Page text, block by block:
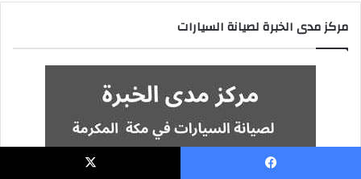
مركز مدى الخبرة لصيانة السيارات